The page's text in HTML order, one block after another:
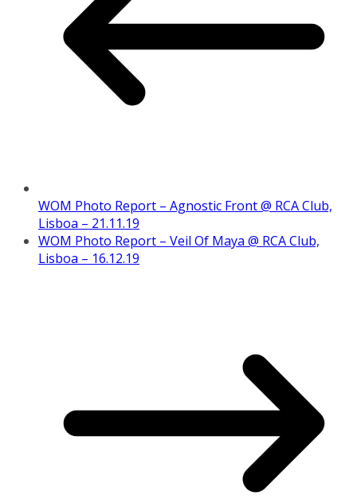
WOM Photo Report – Agnostic Front @ RCA Club,
Lisboa – 21.11.19
WOM Photo Report – Veil Of Maya @ RCA Club,
Lisboa – 16.12.19